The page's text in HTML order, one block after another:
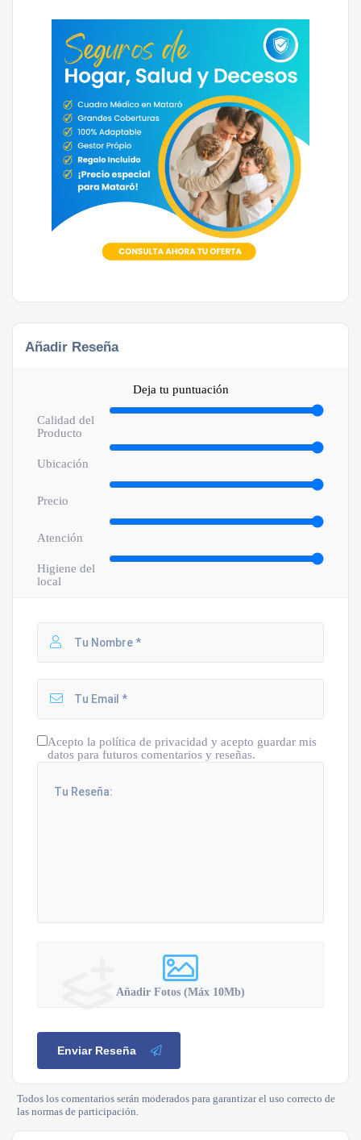
Añadir Reseña
Deja tu puntuación
Calidad del
Producto
Ubicación
Precio
Atención
Higiene del
local
Acepto la política de privacidad y acepto guardar mis
datos para futuros comentarios y reseñas.
Añadir Fotos (Máx 10Mb)
Enviar Reseña
Todos los comentarios serán moderados para garantizar el uso correcto de
las normas de participación.